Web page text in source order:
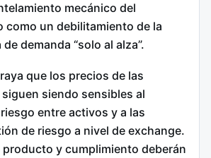
mecánico del
como un debilitamiento de la
demanda “solo al alza”.
que los precios de las
siendo sensibles al
entre activos y a las
de riesgo a nivel de exchange.
producto y cumplimiento deberán